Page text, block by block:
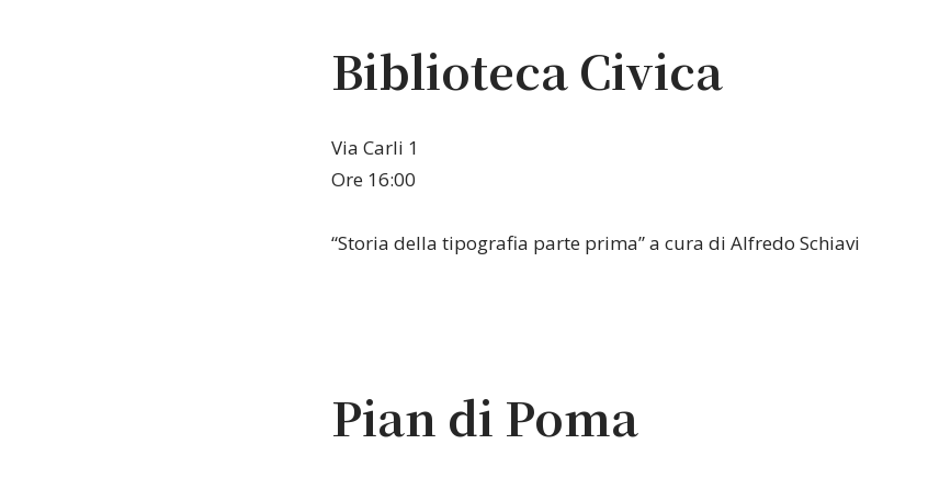
Biblioteca Civica
Via Carli 1
Ore 16:00
“Storia della tipografia parte prima” a cura di Alfredo Schiavi
Pian di Poma